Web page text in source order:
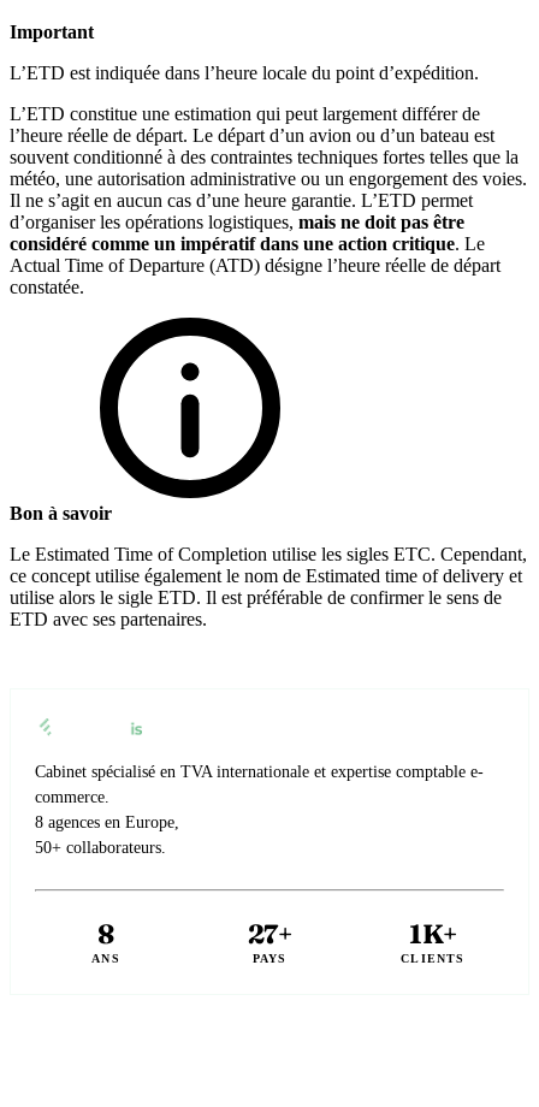
Important
L’ETD est indiquée dans l’heure locale du point d’expédition.
L’ETD constitue une estimation qui peut largement différer de
l’heure réelle de départ. Le départ d’un avion ou d’un bateau est
souvent conditionné à des contraintes techniques fortes telles que la
météo, une autorisation administrative ou un engorgement des voies.
Il ne s’agit en aucun cas d’une heure garantie. L’ETD permet
d’organiser les opérations logistiques, mais ne doit pas être
considéré comme un impératif dans une action critique. Le
Actual Time of Departure (ATD) désigne l’heure réelle de départ
constatée.
Bon à savoir
Le Estimated Time of Completion utilise les sigles ETC. Cependant,
ce concept utilise également le nom de Estimated time of delivery et
utilise alors le sigle ETD. Il est préférable de confirmer le sens de
ETD avec ses partenaires.
Cabinet spécialisé en TVA internationale et expertise comptable e-
commerce.
8 agences en Europe,
50+ collaborateurs.
8
ANS
27+
PAYS
1K+
CLIENTS